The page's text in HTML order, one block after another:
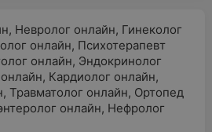
, Невролог онлайн, Гинеколог
онлайн, Психотерапевт
онлайн, Эндокринолог
, Кардиолог онлайн,
,Травматолог онлайн, Ортопед
онлайн, Нефролог